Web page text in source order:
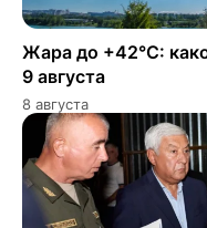
Жара до +42°C:
9 августа
8 августа